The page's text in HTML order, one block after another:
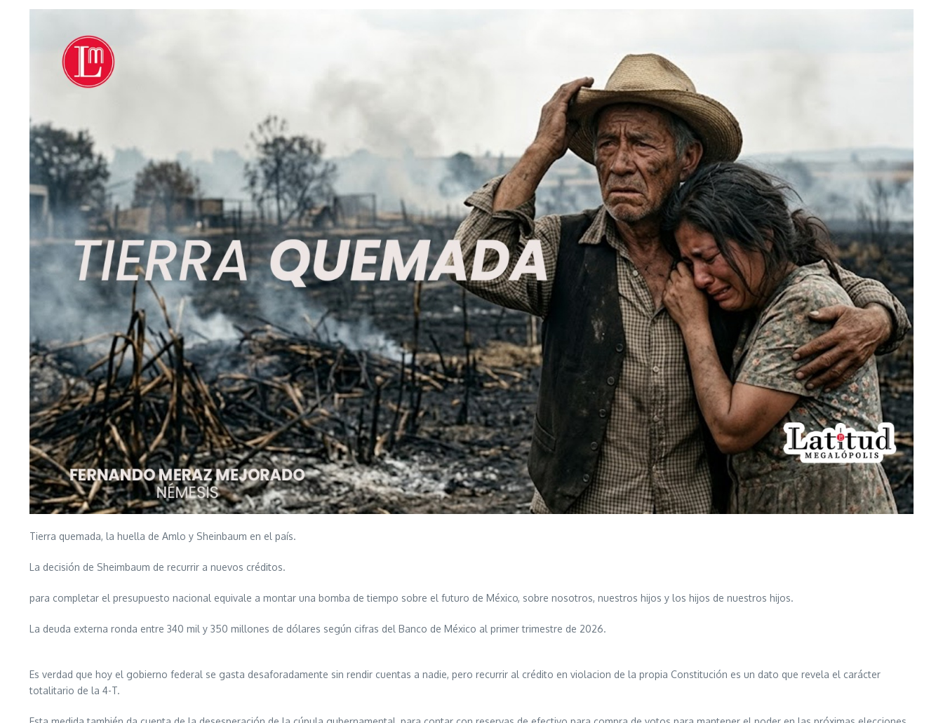
Tierra quemada, la huella de Amlo y Sheinbaum en el país.
La decisión de Sheimbaum de recurrir a nuevos créditos.
para completar el presupuesto nacional equivale a montar una bomba de tiempo sobre el futuro de México, sobre nosotros, nuestros hijos y los hijos de nuestros hijos.
La deuda externa ronda entre 340 mil y 350 millones de dólares según cifras del Banco de México al primer trimestre de 2026.
Es verdad que hoy el gobierno federal se gasta desaforadamente sin rendir cuentas a nadie, pero recurrir al crédito en violacion de la propia Constitución es un dato que revela el carácter
totalitario de la 4-T.